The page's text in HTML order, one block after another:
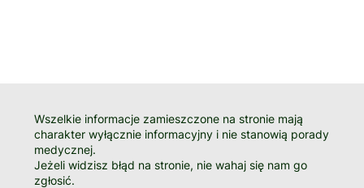
Wszelkie informacje zamieszczone na stronie mają
charakter wyłącznie informacyjny i nie stanowią porady
medycznej.
Jeżeli widzisz błąd na stronie, nie wahaj się nam go
zgłosić.